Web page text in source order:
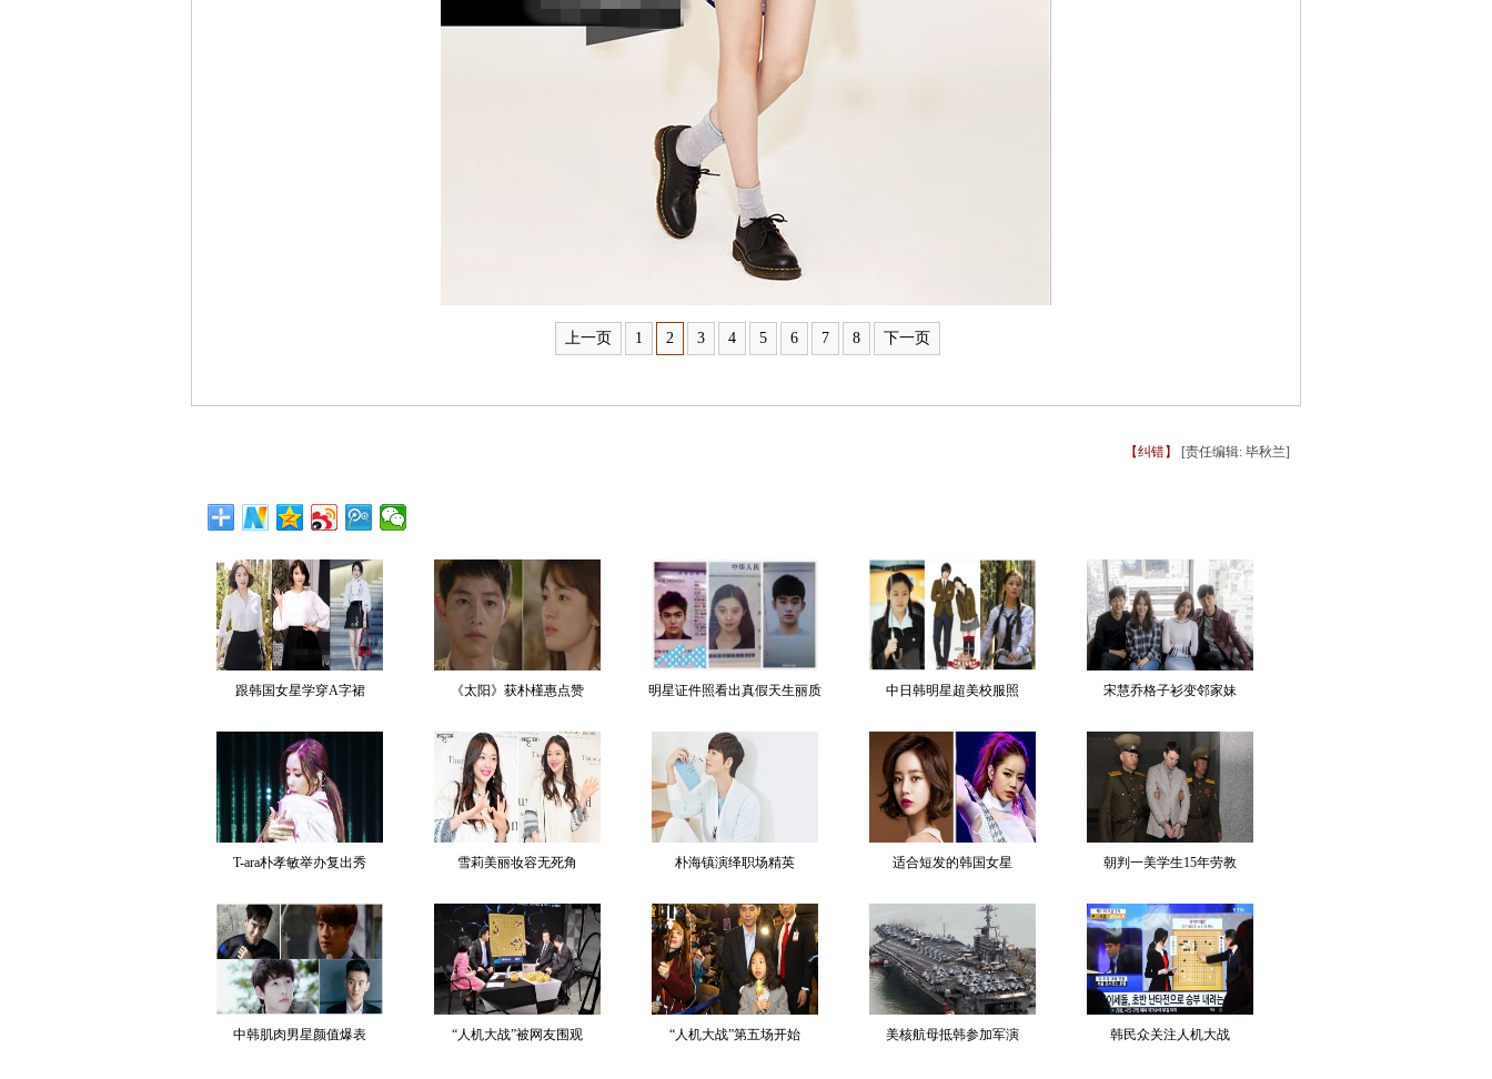
上一页 1 2 3 4 5 6 7 8 下一页
【纠错】 [责任编辑: 毕秋兰]
跟韩国女星学穿A字裙 《太阳》获朴槿惠点赞 明星证件照看出真假天生丽质 中日韩明星超美校服照 宋慧乔格子衫变邻家妹
T-ara朴孝敏举办复出秀 雪莉美丽妆容无死角 朴海镇演绎职场精英 适合短发的韩国女星 朝判一美学生15年劳教
中韩肌肉男星颜值爆表 “人机大战”被网友围观 “人机大战”第五场开始 美核航母抵韩参加军演 韩民众关注人机大战